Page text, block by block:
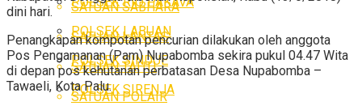
POLSEK LABUAN
POLSEK SINDUE
POLSEK SIRENJA
SATUAN SABHARA
SATUAN LANTAS
SATUAN TAHTI
SATUAN POLAIR
dini hari.
Penangkapan kompotan pencurian dilakukan oleh anggota
Pos Pengamanan (Pam) Nupabomba sekira pukul 04.47 Wita
di depan pos kehutanan perbatasan Desa Nupabomba –
Tawaeli, Kota Palu.